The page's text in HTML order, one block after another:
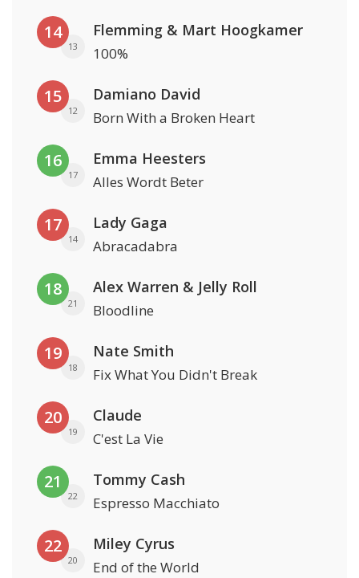
14
13
Flemming & Mart Hoogkamer
100%
15
12
Damiano David
Born With a Broken Heart
16
17
Emma Heesters
Alles Wordt Beter
17
14
Lady Gaga
Abracadabra
18
21
Alex Warren & Jelly Roll
Bloodline
19
18
Nate Smith
Fix What You Didn't Break
20
19
Claude
C'est La Vie
21
22
Tommy Cash
Espresso Macchiato
22
20
Miley Cyrus
End of the World